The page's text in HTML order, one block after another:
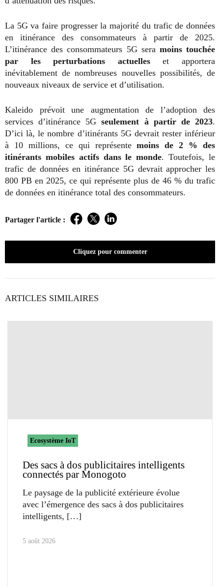
La 5G va faire progresser la majorité du trafic de données
en itinérance des consommateurs à partir de 2025.
L’itinérance des consommateurs 5G sera moins touchée
par les perturbations actuelleset apportera
inévitablement de nombreuses nouvelles possibilités, de
nouveaux niveaux de service et d’utilisation.
Kaleido prévoit une augmentation de l’adoption des
services d’itinérance 5G seulement à partir de 2023.
D’ici là, le nombre d’itinérants 5G devrait rester inférieur
à 10 millions, ce qui représentemoins de 2 % des
itinérants mobiles actifs dans le monde. Toutefois, le
trafic de données en itinérance 5G devrait approcher les
800 PB en 2025, ce qui représente plus de 46 % du trafic
de données en itinérance total des consommateurs.
Partager l'article : Facebook
TwitterLinkedIn
Cliquez pour commenter
ARTICLES SIMILAIRES
Ecosystème IoT
Des sacs à dos publicitaires intelligents
connectés par Monogoto
Le paysage de la publicité extérieure évolue
avec l’émergence des sacs à dos publicitaires
intelligents,
5 août 2026